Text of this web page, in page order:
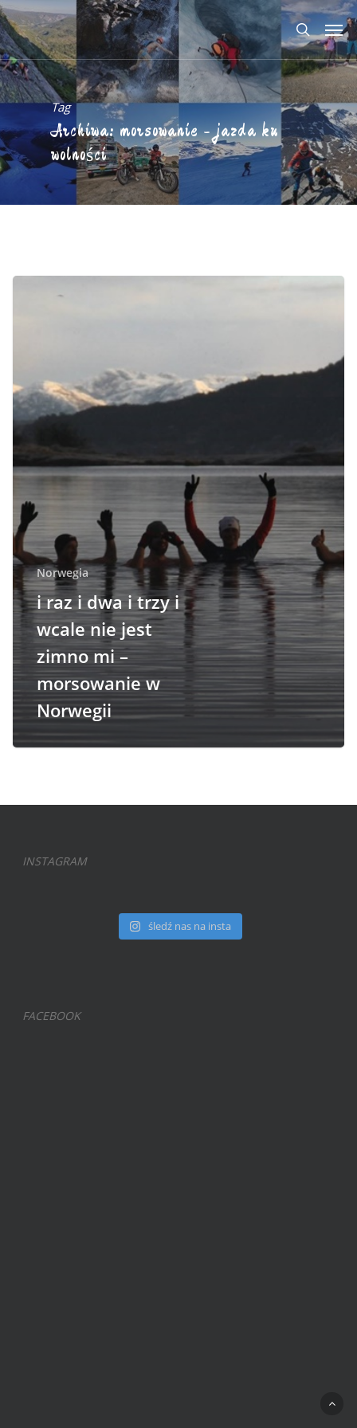
Tag
Archiwa: morsowanie - jazda ku
wolności
Norwegia
i raz i dwa i trzy i
wcale nie jest
zimno mi –
morsowanie w
Norwegii
INSTAGRAM
śledź nas na insta
FACEBOOK